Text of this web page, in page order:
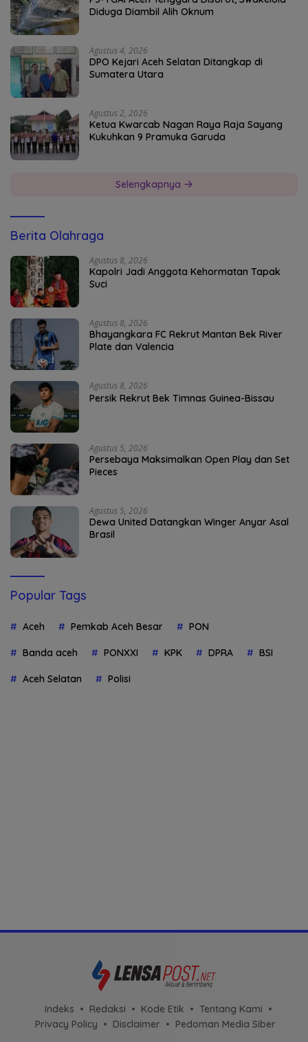
Diduga Diambil Alih Oknum
Agustus 4, 2026
DPO Kejari Aceh Selatan Ditangkap di
Sumatera Utara
Agustus 2, 2026
Ketua Kwarcab Nagan Raya Raja Sayang
Kukuhkan 9 Pramuka Garuda
Selengkapnya
Berita Olahraga
Agustus 8, 2026
Kapolri Jadi Anggota Kehormatan Tapak
Suci
Agustus 8, 2026
Bhayangkara FC Rekrut Mantan Bek River
Plate dan Valencia
Agustus 8, 2026
Persik Rekrut Bek Timnas Guinea-Bissau
Agustus 5, 2026
Persebaya Maksimalkan Open Play dan Set
Pieces
Agustus 5, 2026
Dewa United Datangkan Winger Anyar Asal
Brasil
Popular Tags
Aceh Pemkab Aceh Besar PON
Banda aceh PONXXI KPK DPRA BSI
Aceh Selatan Polisi
Indeks Redaksi Kode Etik
Tentang Kami
Privacy Policy
Disclaimer Pedoman Media Siber